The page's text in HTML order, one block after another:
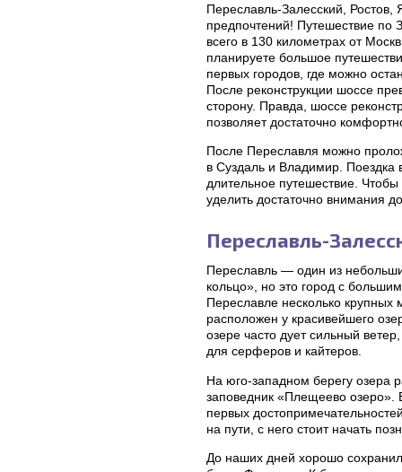
Переславль-Залесский,
предпочтений! Путешествие по
всего в 130 километрах от
планируете большое
первых городов, где можно
После реконструкции шоссе
сторону. Правда, шоссе
позволяет достаточно
После Переславля можно
в Суздаль и Владимир.
длительное путешествие.
уделить достаточно внимания
Переславль-
Переславль — один из
кольцо», но это город с
Переславле несколько крупных
расположен у красивейшего
озере часто дует сильный
для серферов и кайтеров.
На юго-западном берегу озера
заповедник «Плещеево озеро».
первых
на пути, с него стоит начать
До наших дней хорошо